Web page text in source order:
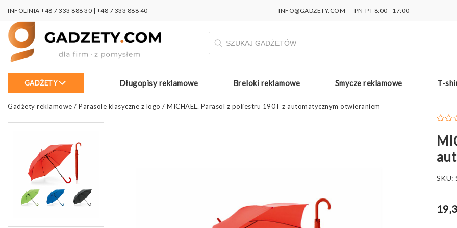
INFOLINIA +48 7 333 888 30 | +48 7 333 888 40 INFO@GADZETY.COM PN-PT 8:00 - 17:00
Wyszukiwarka
produktów
GADŻETY Długopisy reklamowe Breloki reklamowe Smycze reklamowe T-
Gadżety reklamowe / Parasole klasyczne z logo / MICHAEL. Parasol z poliestru 190T z automatycznym otwieraniem
SKU: